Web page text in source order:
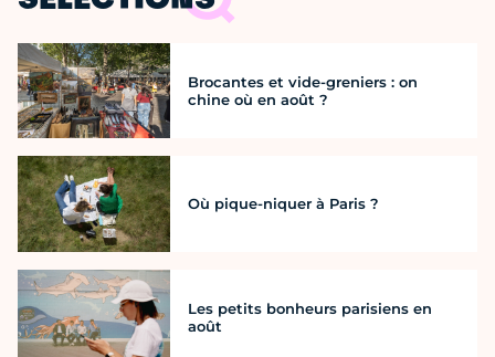
Brocantes et vide-greniers : on
chine où en août ?
Où pique-niquer à Paris ?
Les petits bonheurs parisiens en
août